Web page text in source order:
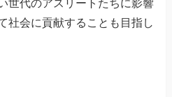
世代のアスリートたちに影響
社会に貢献することも目指し